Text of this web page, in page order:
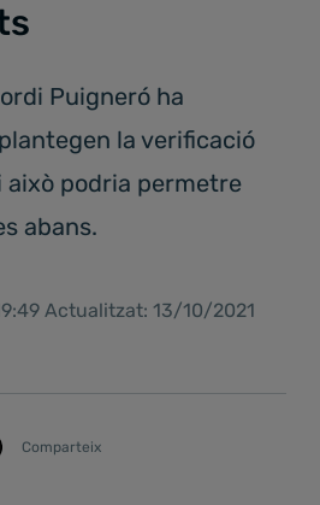
Puigneró ha
la verificació
podria permetre
abans.
Actualitzat: 13/10/2021
Comparteix